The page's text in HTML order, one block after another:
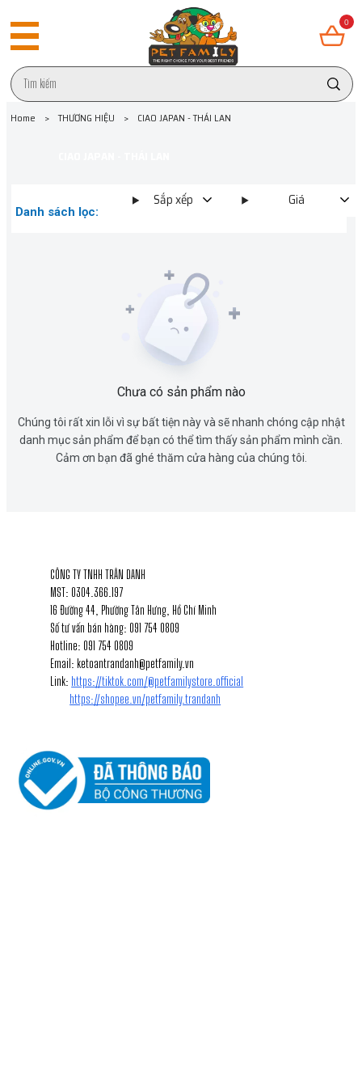
0
Home > THƯƠNG HIỆU > CIAO JAPAN - THÁI LAN
Danh sách lọc:
Sắp xếp Giá
Chưa có sản phẩm nào
Chúng tôi rất xin lỗi vì sự bất tiện này và sẽ nhanh chóng cập nhật
danh mục sản phẩm để bạn có thể tìm thấy sản phẩm mình cần.
Cảm ơn bạn đã ghé thăm cửa hàng của chúng tôi.
CÔNG TY TNHH TRÂN DANH
MST: 0304.366.197
16 Đường 44, Phường Tân Hưng, Hồ Chí Minh
Số tư vấn bán hàng: 091 754 0809
Hotline: 091 754 0809
Email: ketoantrandanh@petfamily.vn
Link: https://tiktok.com/@petfamilystore.official
https://shopee.vn/petfamily.trandanh